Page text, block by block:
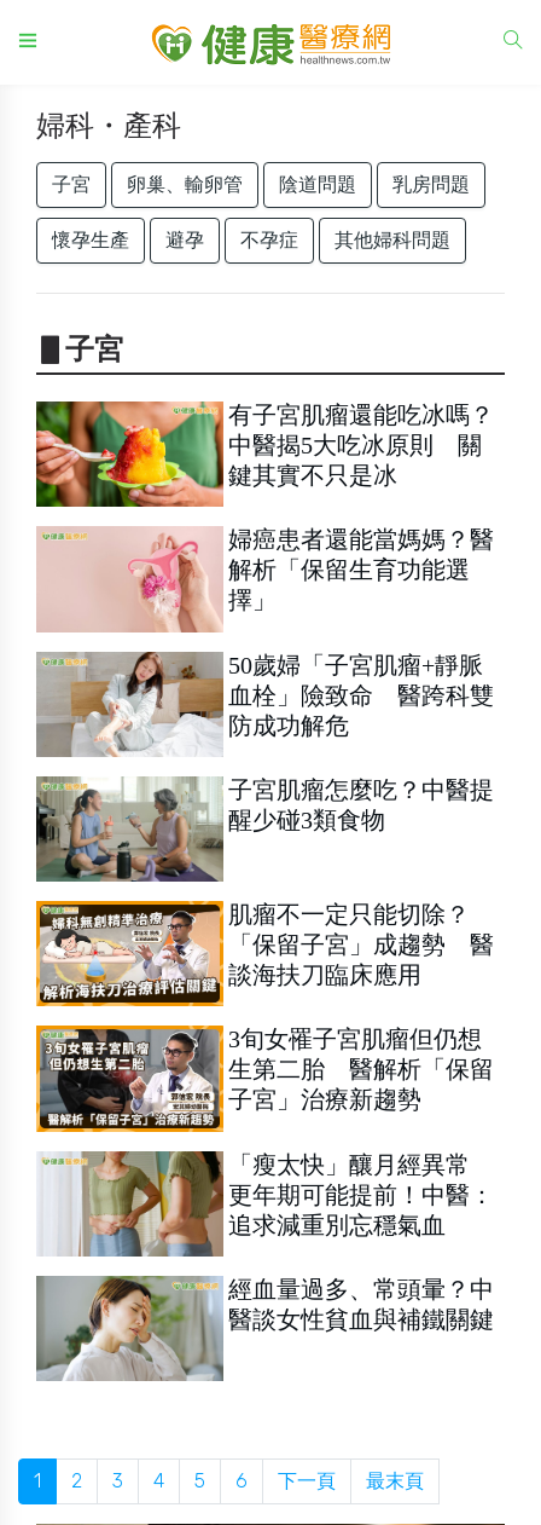
婦科・產科
子宮 卵巢、輸卵管 陰道問題 乳房問題
懷孕生產 避孕 不孕症 其他婦科問題
▋子宮
有子宮肌瘤還能吃冰嗎？
中醫揭5大吃冰原則 關
鍵其實不只是冰
婦癌患者還能當媽媽？醫
解析「保留生育功能選
擇」
50歲婦「子宮肌瘤+靜脈
血栓」險致命 醫跨科雙
防成功解危
子宮肌瘤怎麼吃？中醫提
醒少碰3類食物
肌瘤不一定只能切除？
「保留子宮」成趨勢 醫
談海扶刀臨床應用
3旬女罹子宮肌瘤但仍想
生第二胎 醫解析「保留
子宮」治療新趨勢
「瘦太快」釀月經異常
更年期可能提前！中醫：
追求減重別忘穩氣血
經血量過多、常頭暈？中
醫談女性貧血與補鐵關鍵
1 2 3 4 5 6 下一頁 最末頁